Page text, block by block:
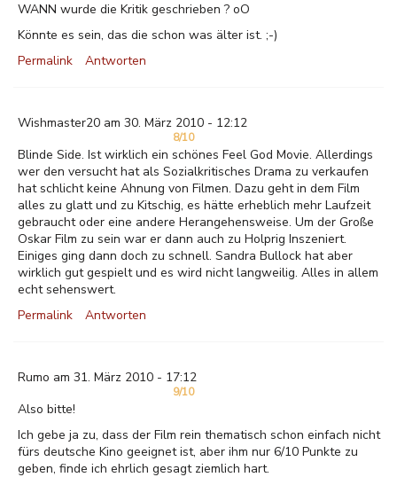
WANN wurde die Kritik geschrieben ? oO
Könnte es sein, das die schon was älter ist. ;-)
Permalink
Antworten
Wishmaster20 am 30. März 2010 - 12:12
8/10
Blinde Side. Ist wirklich ein schönes Feel God Movie. Allerdings
wer den versucht hat als Sozialkritisches Drama zu verkaufen
hat schlicht keine Ahnung von Filmen. Dazu geht in dem Film
alles zu glatt und zu Kitschig, es hätte erheblich mehr Laufzeit
gebraucht oder eine andere Herangehensweise. Um der Große
Oskar Film zu sein war er dann auch zu Holprig Inszeniert.
Einiges ging dann doch zu schnell. Sandra Bullock hat aber
wirklich gut gespielt und es wird nicht langweilig. Alles in allem
echt sehenswert.
Permalink
Antworten
Rumo am 31. März 2010 - 17:12
9/10
Also bitte!
Ich gebe ja zu, dass der Film rein thematisch schon einfach nicht
fürs deutsche Kino geeignet ist, aber ihm nur 6/10 Punkte zu
geben, finde ich ehrlich gesagt ziemlich hart.